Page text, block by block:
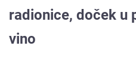
radionice, doček u
vino